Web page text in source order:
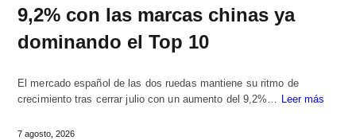
9,2% con las marcas chinas ya
dominando el Top 10
El mercado español de las dos ruedas mantiene su ritmo de
crecimiento tras cerrar julio con un aumento del 9,2%… Leer más
7 agosto, 2026